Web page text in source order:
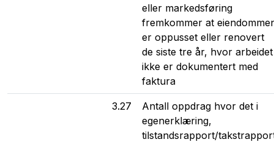
eller markedsføring
fremkommer at
er oppusset eller renovert
de siste tre år, hvor arbeidet
ikke er dokumentert med
faktura
3.27
Antall oppdrag hvor det i
egenerklæring,
tilstandsrapport/